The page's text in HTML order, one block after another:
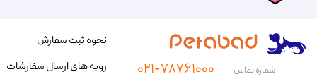
شماره تماس : ۰۲۱-۷۸۷۶۱۰۰۰
نحوه ثبت سفارش
رویه های ارسال سفارشات